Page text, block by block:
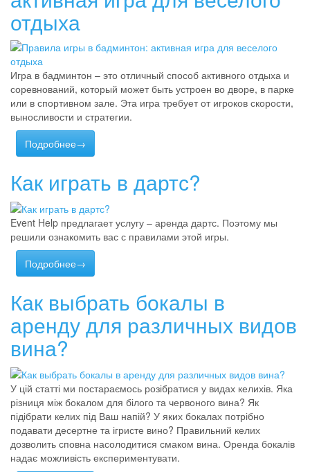
отдыха
Игра в бадминтон – это отличный способ активного отдыха и
соревнований, который может быть устроен во дворе, в парке
или в спортивном зале. Эта игра требует от игроков скорости,
выносливости и стратегии.
Подробнее→
Как играть в дартс?
Event Help предлагает услугу – аренда дартс. Поэтому мы
решили ознакомить вас с правилами этой игры.
Подробнее→
Как выбрать бокалы в
аренду для различных видов
вина?
У цій статті ми постараємось розібратися у видах келихів. Яка
різниця між бокалом для білого та червоного вина? Як
підібрати келих під Ваш напій? У яких бокалах потрібно
подавати десертне та ігристе вино? Правильний келих
дозволить сповна насолодитися смаком вина. Оренда бокалів
надає можливість експериментувати.